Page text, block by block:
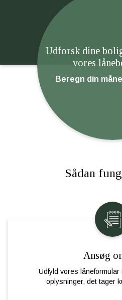
Udforsk dine
vores
Beregn din
Sådan
Ansøg
Udfyld vores
oplysninger, det tager